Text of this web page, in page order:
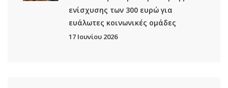
ενίσχυσης των 300 ευρώ για
ευάλωτες κοινωνικές ομάδες
17 Ιουνίου 2026